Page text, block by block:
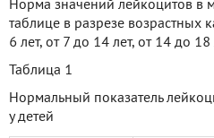
Норма значений лейкоцитов в
таблице в разрезе возрастных
6 лет, от 7 до 14 лет, от 14 до 18
Таблица 1
Нормальный показатель
у детей